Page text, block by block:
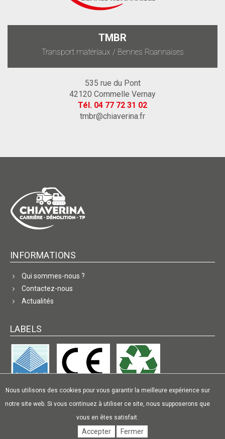
Nous utilisons des cookies pour vous garantir la meilleure expérience sur
notre site web. Si vous continuez à utiliser ce site, nous supposerons que
vous en êtes satisfait.
Accepter Fermer
TMBR
Transport matériaux / Bennes Roannaises
535 rue du Pont
42120 Commelle Vernay
Tél. 04 77 72 31 02
tmbr@chiaverina.fr
INFORMATIONS
Qui sommes-nous ?
Contactez-nous
Actualités
LABELS
© 2026 Chiaverina. Tous droits réservés. |Mentions légales